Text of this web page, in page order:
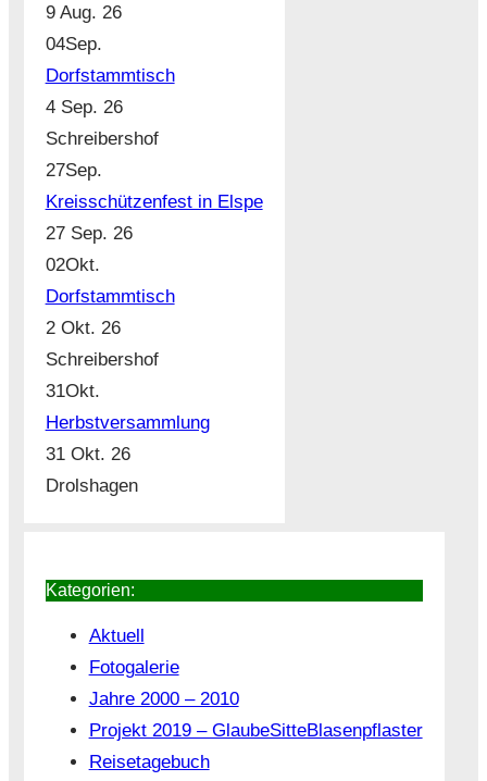
9 Aug. 26
04Sep.
Dorfstammtisch
4 Sep. 26
Schreibershof
27Sep.
Kreisschützenfest in Elspe
27 Sep. 26
02Okt.
Dorfstammtisch
2 Okt. 26
Schreibershof
31Okt.
Herbstversammlung
31 Okt. 26
Drolshagen
Kategorien:
Aktuell
Fotogalerie
Jahre 2000 – 2010
Projekt 2019 – GlaubeSitteBlasenpflaster
Reisetagebuch